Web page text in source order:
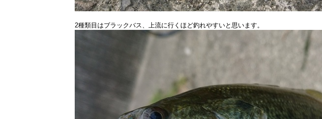
2種類目はブラックバス、上流に行くほど釣れやすいと思います。